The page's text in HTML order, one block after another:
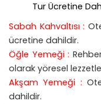
Tur Ücretine
Sabah Kahvaltısı :
ücretine dahildir.
Öğle Yemeği :
olarak yöresel
Akşam Yemeği :
dahildir.